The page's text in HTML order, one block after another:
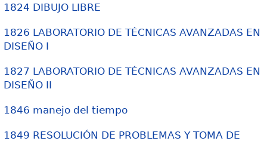
1824 DIBUJO LIBRE
1826 LABORATORIO DE TÉCNICAS AVANZADAS EN
DISEÑO I
1827 LABORATORIO DE TÉCNICAS AVANZADAS EN
DISEÑO II
1846 manejo del tiempo
1849 RESOLUCIÓN DE PROBLEMAS Y TOMA DE